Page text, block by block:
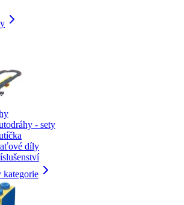
- sety
díly
kategorie